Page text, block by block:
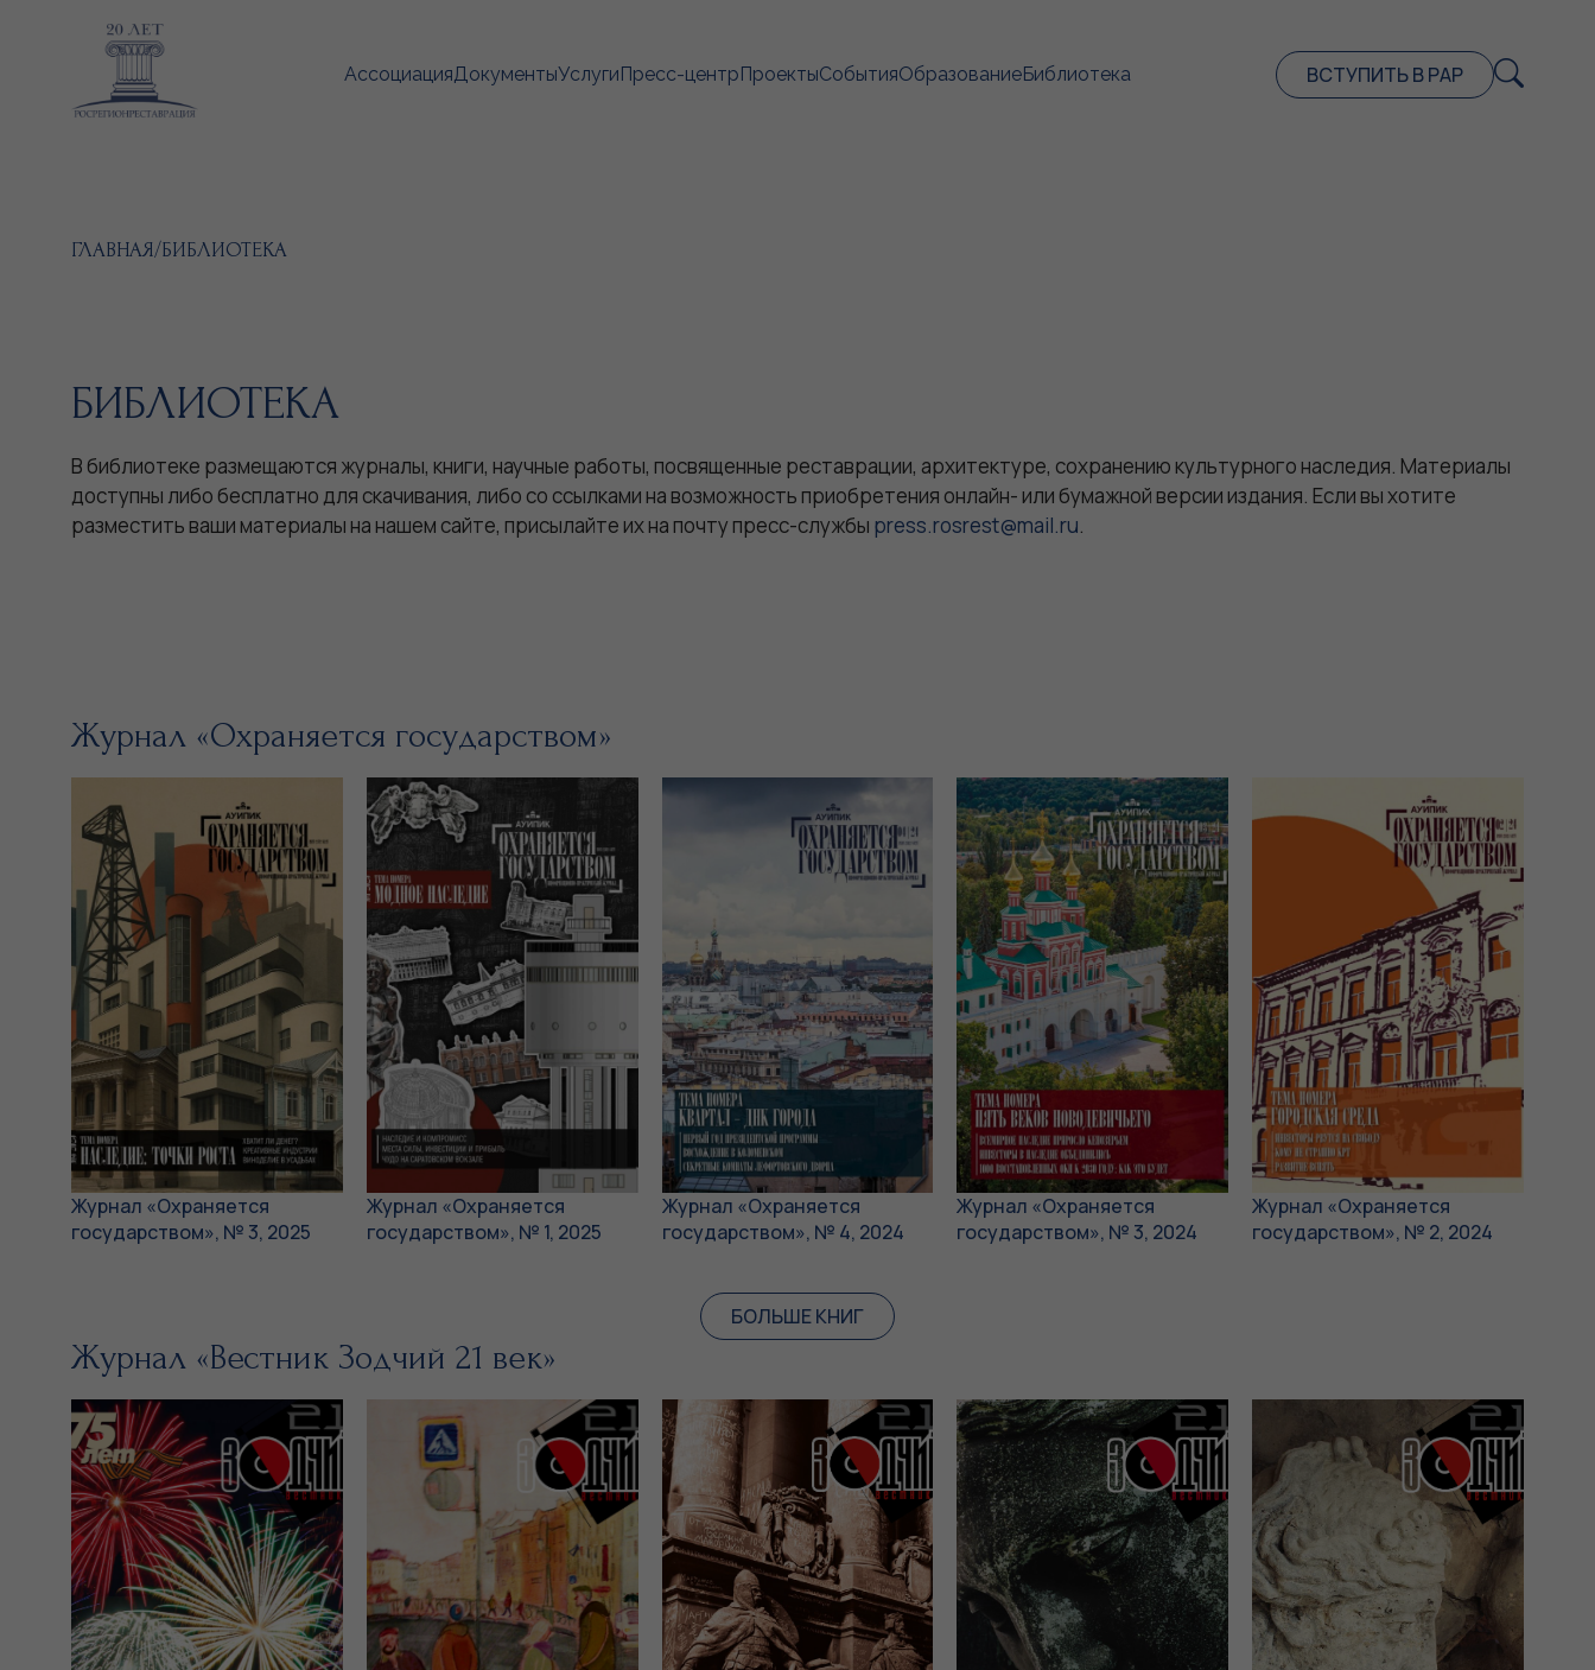
АссоциацияДокументыУслугиПресс-центрПроектыСобытияОбразованиеБиблиотека ВСТУПИТЬ В РАР
ГЛАВНАЯ/БИБЛИОТЕКА
БИБЛИОТЕКА
В библиотеке размещаются журналы, книги, научные работы, посвященные реставрации, архитектуре, сохранению культурного наследия. Материалы
доступны либо бесплатно для скачивания, либо со ссылками на возможность приобретения онлайн- или бумажной версии издания. Если вы хотите
разместить ваши материалы на нашем сайте, присылайте их на почту пресс-службы press.rosrest@mail.ru.
Журнал «Охраняется государством»
Журнал «Охраняется
государством», № 3, 2025
Журнал «Охраняется
государством», № 1, 2025
Журнал «Охраняется
государством», № 4, 2024
Журнал «Охраняется
государством», № 3, 2024
Журнал «Охраняется
государством», № 2, 2024
БОЛЬШЕ КНИГ
Журнал «Вестник Зодчий 21 век»